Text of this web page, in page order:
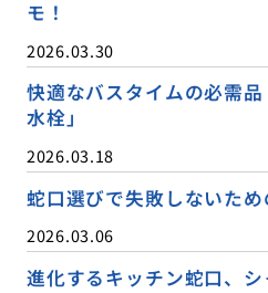
モ！
2026.03.30
快適なバスタイムの必需
水栓」
2026.03.18
蛇口選びで失敗しないた
2026.03.06
進化するキッチン蛇口、